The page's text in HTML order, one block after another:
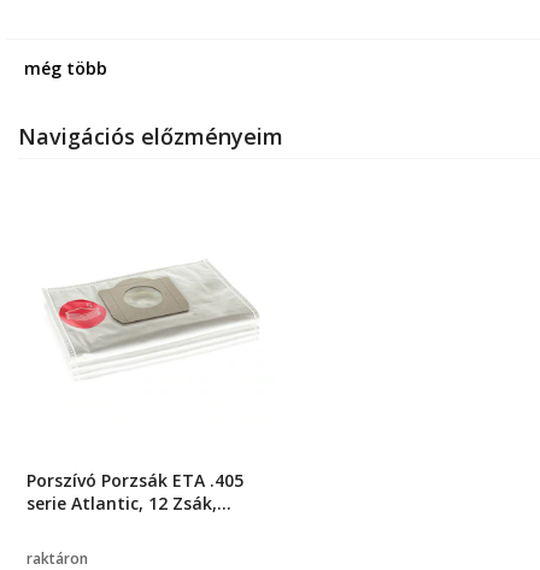
még több
Navigációs előzményeim
Porszívó Porzsák ETA .405
serie Atlantic, 12 Zsák,
raktáron